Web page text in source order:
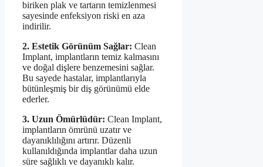
biriken plak ve tartarın temizlenmesi
sayesinde enfeksiyon riski en aza
indirilir.
2. Estetik Görünüm Sağlar: Clean
Implant, implantların temiz kalmasını
ve doğal dişlere benzemesini sağlar.
Bu sayede hastalar, implantlarıyla
bütünleşmiş bir diş görünümü elde
ederler.
3. Uzun Ömürlüdür: Clean Implant,
implantların ömrünü uzatır ve
dayanıklılığını artırır. Düzenli
kullanıldığında implantlar daha uzun
süre sağlıklı ve dayanıklı kalır.